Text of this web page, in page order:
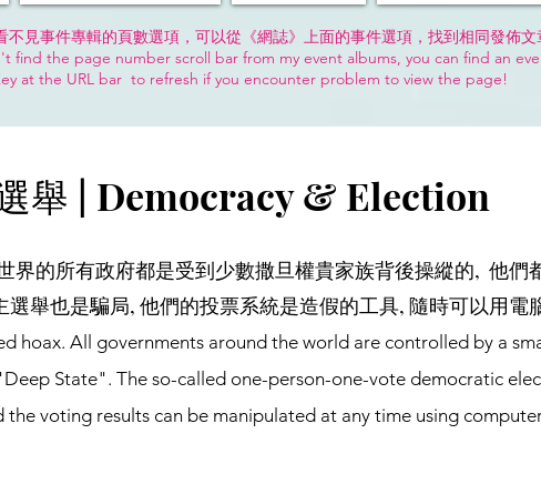
見事件專輯的頁數選項，可以從《網誌》上面的事件選項，找到相同發佈
the page number scroll bar from my event albums, you can find an
at the URL bar to refresh if you encounter problem to view the page!
舉 | Democracy & Election
的所有政府都是受到少數撒旦權貴家族背後操縱的, 他們
舉也是騙局, 他們的投票系統是造假的工具, 隨時可以用電
hoax. All governments around the world are controlled by a
State". The so-called one-person-one-vote democratic
the voting results can be manipulated at any time using